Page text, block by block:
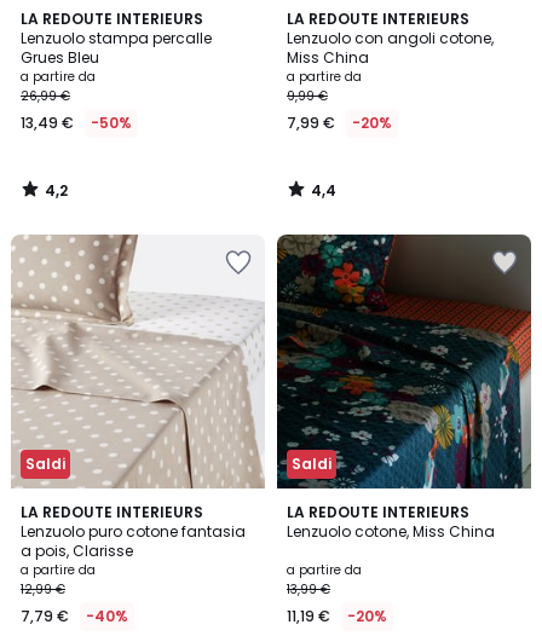
LA REDOUTE INTERIEURS
Lenzuolo stampa percalle
Grues Bleu
a partire da
26,99 €
13,49 € -50%
4,2
/ 5
4,2
/
LA REDOUTE INTERIEURS
Lenzuolo con angoli cotone,
Miss China
a partire da
9,99 €
7,99 € -20%
4,4
/ 5
4,4
/
Saldi
LA REDOUTE INTERIEURS
Lenzuolo puro cotone fantasia
a pois, Clarisse
a partire da
12,99 €
7,79 € -40%
4,1
/ 5
5
Colori
Saldi
LA REDOUTE INTERIEURS
Lenzuolo cotone, Miss China
a partire da
13,99 €
11,19 € -20%
4,4
/ 5